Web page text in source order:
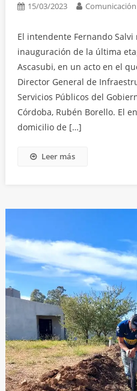
15/03/2023 Comunicación
El intendente Fernando
inauguración de la última
Ascasubi, en un acto en el
Director General de
Servicios Públicos del
Córdoba, Rubén Borello. El
domicilio de […]
Leer más